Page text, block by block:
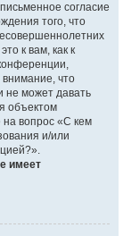
согласие
того, что
к вам, как к
что
не может давать
объектом
на вопрос «С кем
и/или
имеет